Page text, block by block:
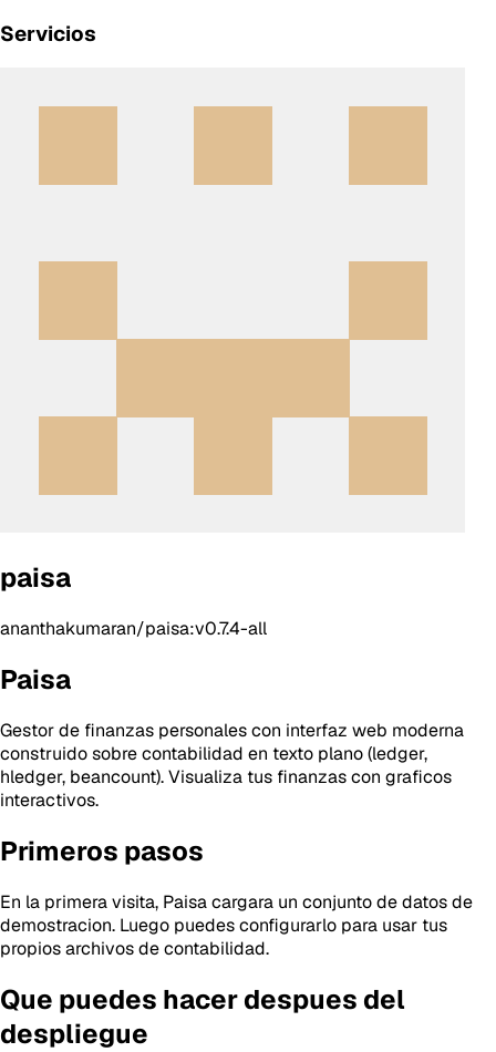
Servicios
paisa
ananthakumaran/paisa:v0.7.4-all
Paisa
Gestor de finanzas personales con interfaz web moderna
construido sobre contabilidad en texto plano (ledger,
hledger, beancount). Visualiza tus finanzas con graficos
interactivos.
Primeros pasos
En la primera visita, Paisa cargara un conjunto de datos de
demostracion. Luego puedes configurarlo para usar tus
propios archivos de contabilidad.
Que puedes hacer despues del
despliegue